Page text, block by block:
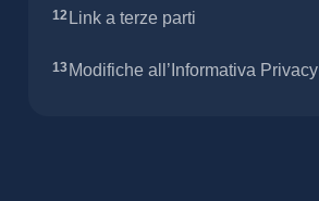
Link a terze parti
Modifiche all’Informativa Privacy